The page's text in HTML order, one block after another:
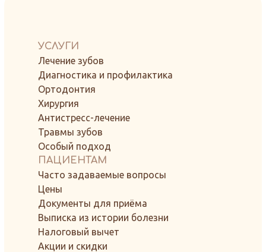
УСЛУГИ
Лечение зубов
Диагностика и профилактика
Ортодонтия
Хирургия
Антистресс-лечение
Травмы зубов
Особый подход
ПАЦИЕНТАМ
Часто задаваемые вопросы
Цены
Документы для приёма
Выписка из истории болезни
Налоговый вычет
Акции и скидки